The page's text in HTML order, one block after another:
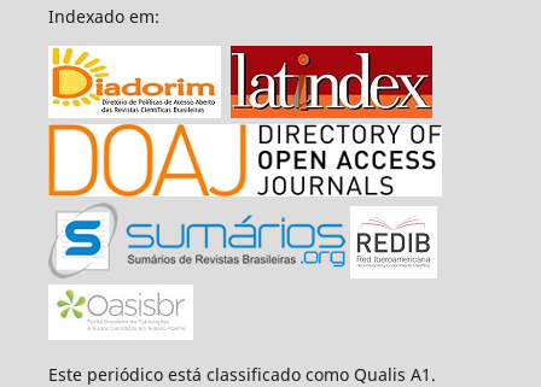
Indexado em:
Este periódico está classificado como Qualis A1.